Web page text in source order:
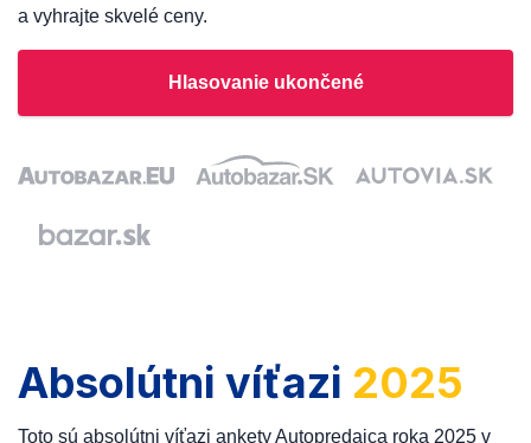
a vyhrajte skvelé ceny.
Hlasovanie ukončené
Absolútni víťazi 2025
Toto sú absolútni víťazi ankety Autopredajca roka 2025 v